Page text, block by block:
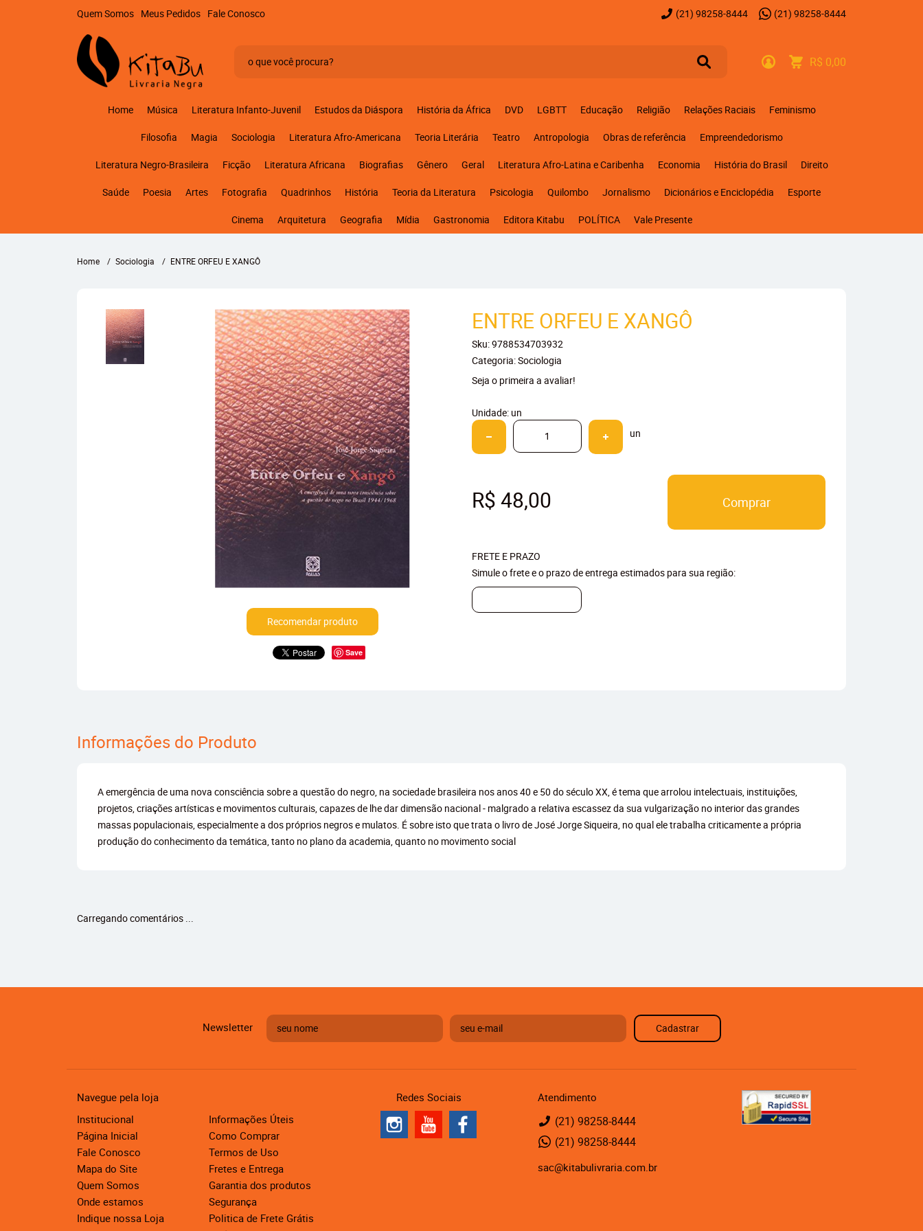
Quem Somos Meus Pedidos Fale Conosco (21) 98258-8444 (21) 98258-8444
R$ 0,00
Home Música Literatura Infanto-Juvenil Estudos da Diáspora História da África DVD LGBTT Educação Religião Relações Raciais Feminismo
Filosofia Magia Sociologia Literatura Afro-Americana Teoria Literária Teatro Antropologia Obras de referência Empreendedorismo
Literatura Negro-Brasileira Ficção Literatura Africana Biografias Gênero Geral Literatura Afro-Latina e Caribenha Economia História do Brasil Direito
Saúde Poesia Artes Fotografia Quadrinhos História Teoria da Literatura Psicologia Quilombo Jornalismo Dicionários e Enciclopédia Esporte
Cinema Arquitetura Geografia Mídia Gastronomia Editora Kitabu POLÍTICA Vale Presente
Home Sociologia ENTRE ORFEU E XANGÔ
Recomendar produto
Save
ENTRE ORFEU E XANGÔ
Sku:9788534703932
Categoria:Sociologia
Seja o primeira a avaliar!
Unidade: un
un
R$ 48,00 Comprar
FRETE E PRAZO
Simule o frete e o prazo de entrega estimados para sua região:
Informações do Produto
A emergência de uma nova consciência sobre a questão do negro, na sociedade brasileira nos anos 40 e 50 do século XX, é tema que arrolou intelectuais, instituições,
projetos, criações artísticas e movimentos culturais, capazes de lhe dar dimensão nacional - malgrado a relativa escassez da sua vulgarização no interior das grandes
massas populacionais, especialmente a dos próprios negros e mulatos. É sobre isto que trata o livro de José Jorge Siqueira, no qual ele trabalha criticamente a própria
produção do conhecimento da temática, tanto no plano da academia, quanto no movimento social
Carregando comentários ...
Newsletter Cadastrar
Navegue pela loja
Institucional
Página Inicial
Fale Conosco
Mapa do Site
Quem Somos
Onde estamos
Indique nossa Loja
Informações Úteis
Como Comprar
Termos de Uso
Fretes e Entrega
Garantia dos produtos
Segurança
Politica de Frete Grátis
Redes Sociais Atendimento
(21) 98258-8444
(21) 98258-8444
sac@kitabulivraria.com.br